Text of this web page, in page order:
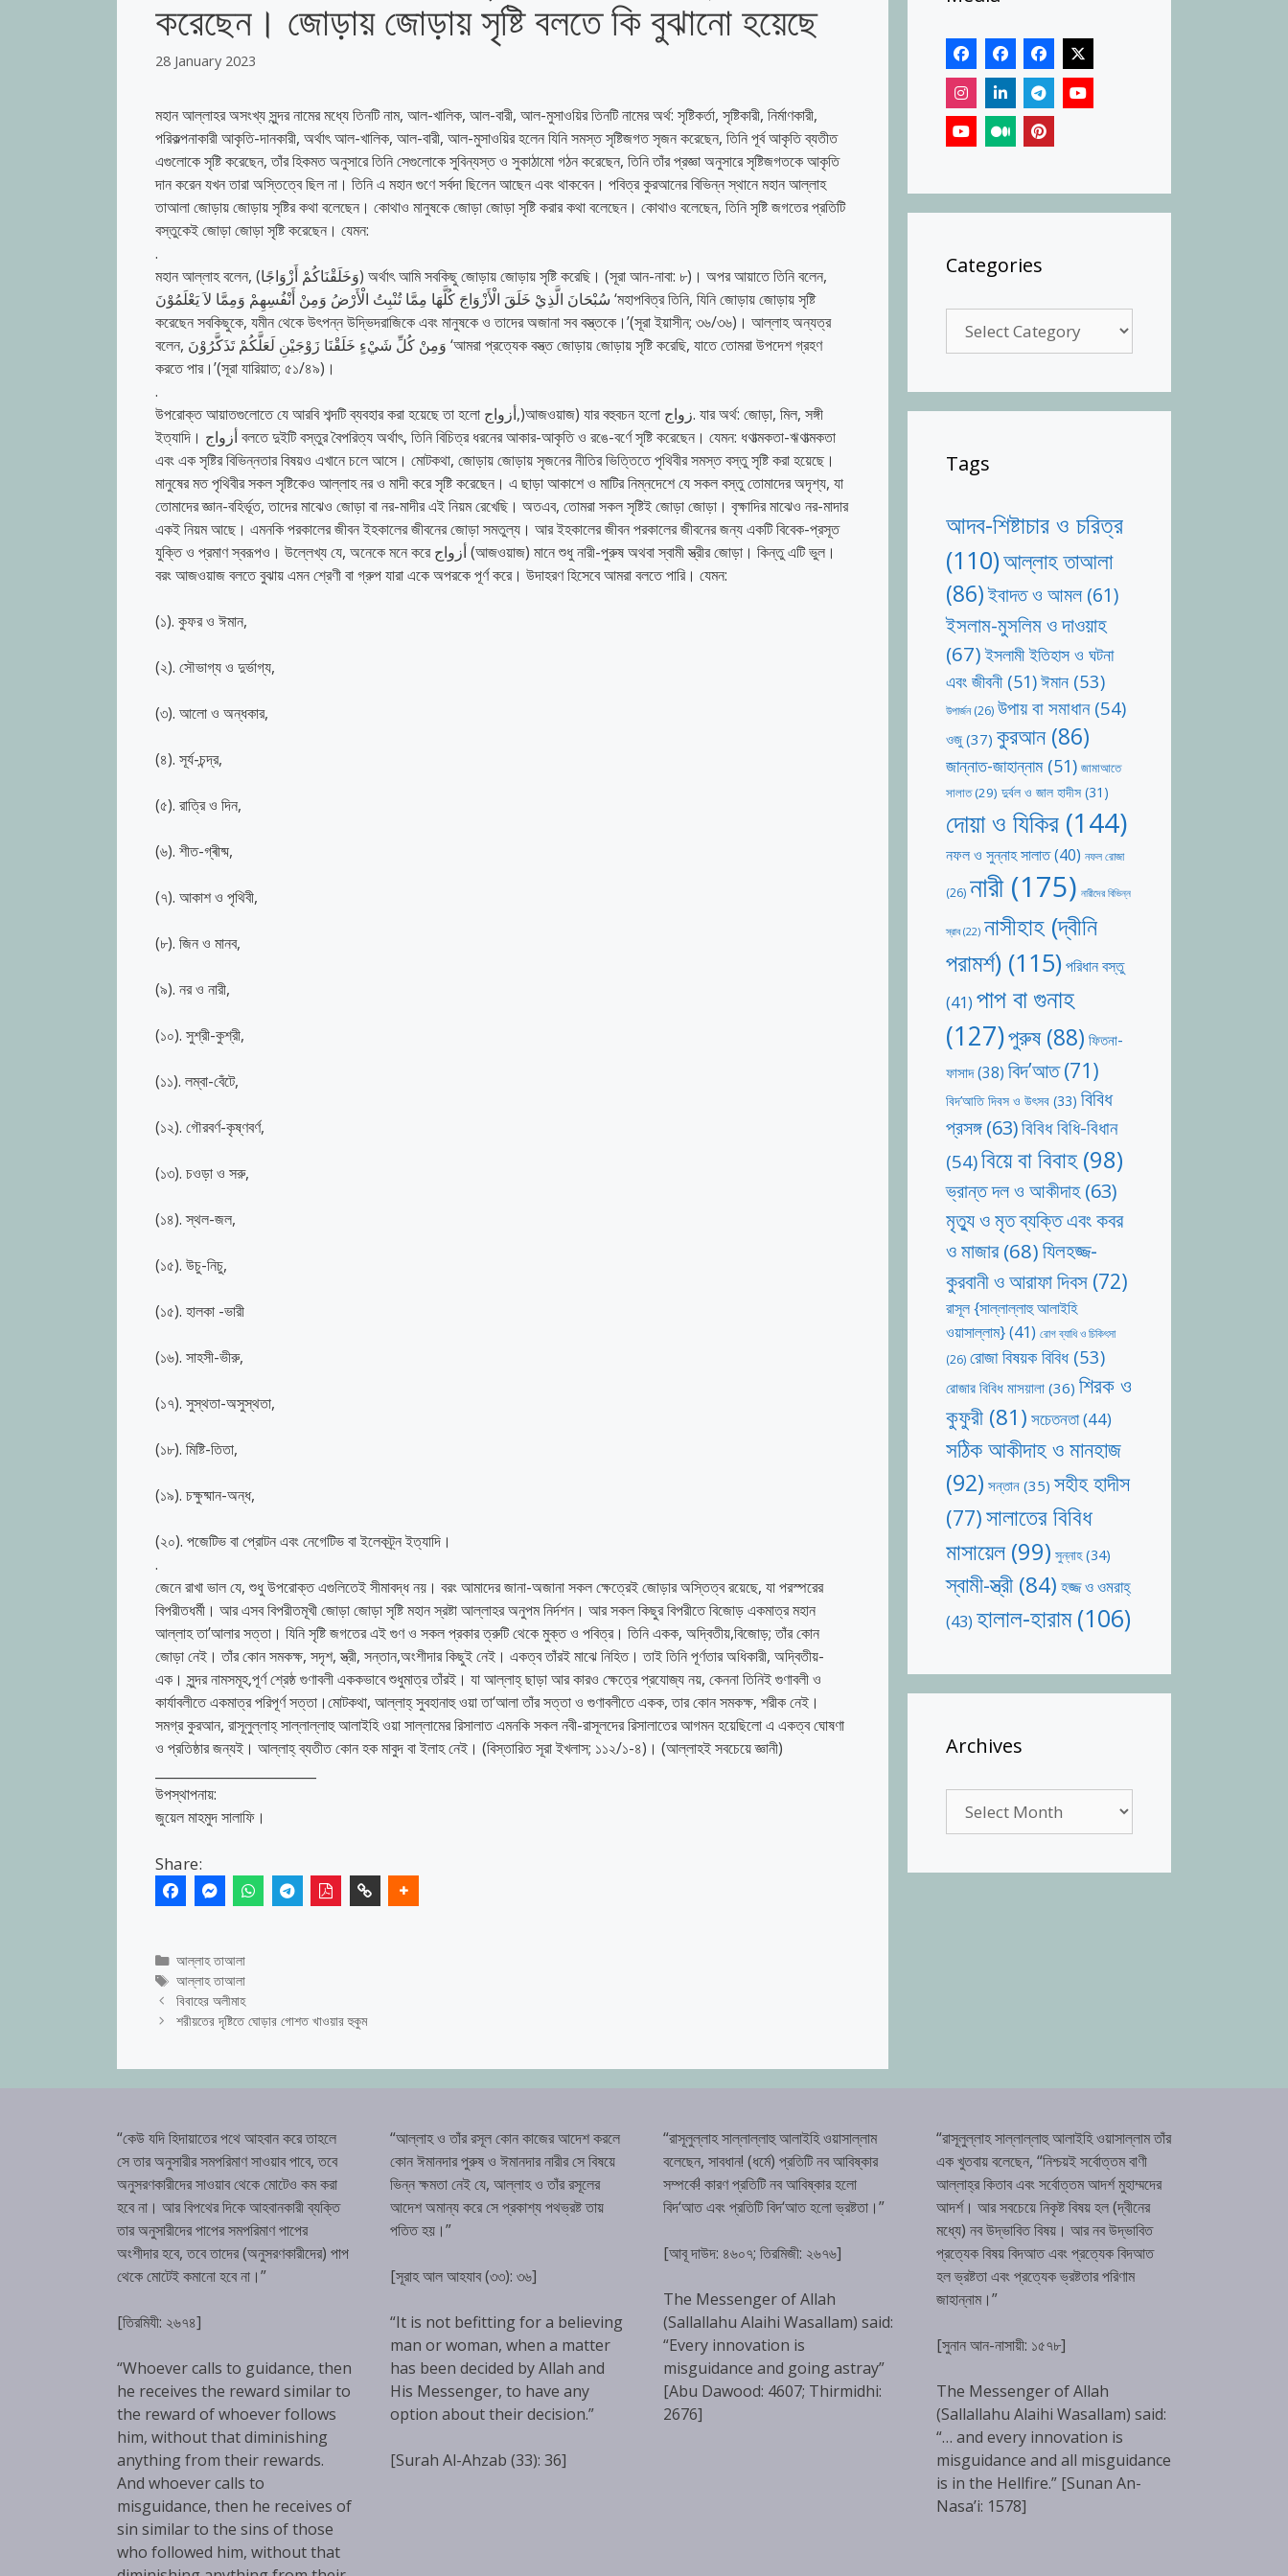
করেছেন। জোড়ায় জোড়ায় সৃষ্টি বলতে কি বুঝানো হয়েছে
28 January 2023
মহান আল্লাহর অসংখ্য সুন্দর নামের মধ্যে তিনটি নাম, আল-খালিক, আল-বারী, আল-মুসাওয়ির তিনটি নামের অর্থ: সৃষ্টিকর্তা, সৃষ্টিকারী, নির্মাণকারী,
পরিকল্পনাকারী আকৃতি-দানকারী, অর্থাৎ আল-খালিক, আল-বারী, আল-মুসাওয়ির হলেন যিনি সমস্ত সৃষ্টিজগত সৃজন করেছেন, তিনি পূর্ব আকৃতি ব্যতীত
এগুলোকে সৃষ্টি করেছেন, তাঁর হিকমত অনুসারে তিনি সেগুলোকে সুবিন্যস্ত ও সুকাঠামো গঠন করেছেন, তিনি তাঁর প্রজ্ঞা অনুসারে সৃষ্টিজগতকে আকৃতি
দান করেন যখন তারা অস্তিত্বে ছিল না। তিনি এ মহান গুণে সর্বদা ছিলেন আছেন এবং থাকবেন। পবিত্র কুরআনের বিভিন্ন স্থানে মহান আল্লাহ
তাআলা জোড়ায় জোড়ায় সৃষ্টির কথা বলেছেন। কোথাও মানুষকে জোড়া জোড়া সৃষ্টি করার কথা বলেছেন। কোথাও বলেছেন, তিনি সৃষ্টি জগতের প্রতিটি
বস্তুকেই জোড়া জোড়া সৃষ্টি করেছেন। যেমন:
.
মহান আল্লাহ বলেন, (وَخَلَقْنَاكُمْ أَزْوَاجًا) অর্থাৎ আমি সবকিছু জোড়ায় জোড়ায় সৃষ্টি করেছি। (সূরা আন-নাবা: ৮)। অপর আয়াতে তিনি বলেন,
سُبْحَانَ الَّذِيْ خَلَقَ الْأَزْوَاجَ كُلَّهَا مِمَّا تُنْبِتُ الْأَرْضُ وَمِنْ أَنْفُسِهِمْ وَمِمَّا لاَ يَعْلَمُوْنَ ‘মহাপবিত্র তিনি, যিনি জোড়ায় জোড়ায় সৃষ্টি
করেছেন সবকিছুকে, যমীন থেকে উৎপন্ন উদ্ভিদরাজিকে এবং মানুষকে ও তাদের অজানা সব বস্ত্তকে।’(সূরা ইয়াসীন; ৩৬/৩৬)। আল্লাহ অন্যত্র
বলেন, وَمِنْ كُلِّ شَيْءٍ خَلَقْنَا زَوْجَيْنِ لَعَلَّكُمْ تَذَكَّرُوْنَ ‘আমরা প্রত্যেক বস্ত্ত জোড়ায় জোড়ায় সৃষ্টি করেছি, যাতে তোমরা উপদেশ গ্রহণ
করতে পার।’(সূরা যারিয়াত; ৫১/৪৯)।
.
উপরোক্ত আয়াতগুলোতে যে আরবি শব্দটি ব্যবহার করা হয়েছে তা হলো أزواج,)আজওয়াজ) যার বহুবচন হলো زواج. যার অর্থ: জোড়া, মিল, সঙ্গী
ইত্যাদি। أزواج বলতে দুইটি বস্তুর বৈপরিত্য অর্থাৎ, তিনি বিচিত্র ধরনের আকার-আকৃতি ও রঙে-বর্ণে সৃষ্টি করেছেন। যেমন: ধণাত্মকতা-ঋণাত্মকতা
এবং এক সৃষ্টির বিভিন্নতার বিষয়ও এখানে চলে আসে। মোটকথা, জোড়ায় জোড়ায় সৃজনের নীতির ভিত্তিতে পৃথিবীর সমস্ত বস্তু সৃষ্টি করা হয়েছে।
মানুষের মত পৃথিবীর সকল সৃষ্টিকেও আল্লাহ নর ও মাদী করে সৃষ্টি করেছেন। এ ছাড়া আকাশে ও মাটির নিম্নদেশে যে সকল বস্তু তোমাদের অদৃশ্য, যা
তোমাদের জ্ঞান-বহির্ভূত, তাদের মাঝেও জোড়া বা নর-মাদীর এই নিয়ম রেখেছি। অতএব, তোমরা সকল সৃষ্টিই জোড়া জোড়া। বৃক্ষাদির মাঝেও নর-মাদার
একই নিয়ম আছে। এমনকি পরকালের জীবন ইহকালের জীবনের জোড়া সমতুল্য। আর ইহকালের জীবন পরকালের জীবনের জন্য একটি বিবেক-প্রসূত
যুক্তি ও প্রমাণ স্বরূপও। উল্লেখ্য যে, অনেকে মনে করে أزواج (আজওয়াজ) মানে শুধু নারী-পুরুষ অথবা স্বামী স্ত্রীর জোড়া। কিন্তু এটি ভুল।
বরং আজওয়াজ বলতে বুঝায় এমন শ্রেণী বা গ্রুপ যারা একে অপরকে পূর্ণ করে। উদাহরণ হিসেবে আমরা বলতে পারি। যেমন:
(১). কুফর ও ঈমান,
(২). সৌভাগ্য ও দুর্ভাগ্য,
(৩). আলো ও অন্ধকার,
(৪). সূর্য-চন্দ্র,
(৫). রাত্রি ও দিন,
(৬). শীত-গ্ৰীষ্ম,
(৭). আকাশ ও পৃথিবী,
(৮). জিন ও মানব,
(৯). নর ও নারী,
(১০). সুশ্রী-কুশ্রী,
(১১). লম্বা-বেঁটে,
(১২). গৌরবর্ণ-কৃষ্ণবর্ণ,
(১৩). চওড়া ও সরু,
(১৪). স্থল-জল,
(১৫). উচু-নিচু,
(১৫). হালকা -ভারী
(১৬). সাহসী-ভীরু,
(১৭). সুস্থতা-অসুস্থতা,
(১৮). মিষ্টি-তিতা,
(১৯). চক্ষুষ্মান-অন্ধ,
(২০). পজেটিভ বা প্রোটন এবং নেগেটিভ বা ইলেকট্র্ন ইত্যাদি।
.
জেনে রাখা ভাল যে, শুধু উপরোক্ত এগুলিতেই সীমাবদ্ধ নয়। বরং আমাদের জানা-অজানা সকল ক্ষেত্রেই জোড়ার অস্তিত্ব রয়েছে, যা পরস্পরের
বিপরীতধর্মী। আর এসব বিপরীতমূখী জোড়া জোড়া সৃষ্টি মহান স্রষ্টা আল্লাহর অনুপম নির্দশন। আর সকল কিছুর বিপরীতে বিজোড় একমাত্র মহান
আল্লাহ তা’আলার সত্তা। যিনি সৃষ্টি জগতের এই গুণ ও সকল প্রকার ত্রুটি থেকে মুক্ত ও পবিত্র। তিনি একক, অদ্বিতীয়,বিজোড়; তাঁর কোন
জোড়া নেই। তাঁর কোন সমকক্ষ, সদৃশ, স্ত্রী, সন্তান,অংশীদার কিছুই নেই। একত্ব তাঁরই মাঝে নিহিত। তাই তিনি পূর্ণতার অধিকারী, অদ্বিতীয়-
এক। সুন্দর নামসমূহ,পূর্ণ শ্রেষ্ঠ গুণাবলী এককভাবে শুধুমাত্র তাঁরই। যা আল্লাহ্ ছাড়া আর কারও ক্ষেত্রে প্রযোজ্য নয়, কেননা তিনিই গুণাবলী ও
কার্যাবলীতে একমাত্র পরিপূর্ণ সত্তা।মোটকথা, আল্লাহ্ সুবহানাহু ওয়া তা‘আলা তাঁর সত্তা ও গুণাবলীতে একক, তার কোন সমকক্ষ, শরীক নেই।
সমগ্র কুরআন, রাসূলুল্লাহ্ সাল্লাল্লাহু আলাইহি ওয়া সাল্লামের রিসালাত এমনকি সকল নবী-রাসূলদের রিসালাতের আগমন হয়েছিলো এ একত্ব ঘোষণা
ও প্রতিষ্ঠার জন্যই। আল্লাহ্ ব্যতীত কোন হক মাবুদ বা ইলাহ নেই। (বিস্তারিত সূরা ইখলাস; ১১২/১-৪)। (আল্লাহই সবচেয়ে জ্ঞানী)
উপস্থাপনায়:
জুয়েল মাহমুদ সালাফি।
Share:
Categories
আল্লাহ তাআলা
Tags
আল্লাহ তাআলা
বিবাহের অলীমাহ
শরীয়তের দৃষ্টিতে ঘোড়ার গোশত খাওয়ার হুকুম
Categories
Tags
আদব-শিষ্টাচার ও চরিত্র
(110)আল্লাহ তাআলা
(86)ইবাদত ও আমল(61)
ইসলাম-মুসলিম ও দাওয়াহ
(67) ইসলামী ইতিহাস ও ঘটনা
এবং জীবনী(51)ঈমান (53)
উপার্জন(26) উপায় বা সমাধান(54)
ওজু (37) কুরআন(86)
জান্নাত-জাহান্নাম(51) জামাআতে
সালাত(29) দুর্বল ও জাল হাদীস (31)
দোয়া ও যিকির (144)
নফল ও সুন্নাহ সালাত(40) নফল রোজা
(26) নারী(175) নারীদের বিভিন্ন
স্রাব(22) নাসীহাহ (দ্বীনি
পরামর্শ) (115)পরিধান বস্তু
(41) পাপ বা গুনাহ
(127)পুরুষ(88) ফিতনা-
ফাসাদ(38) বিদ’আত(71)
বিদ’আতি দিবস ও উৎসব (33) বিবিধ
প্রসঙ্গ(63)বিবিধ বিধি-বিধান
(54)বিয়ে বা বিবাহ (98)
ভ্রান্ত দল ও আকীদাহ(63)
মৃত্যু ও মৃত ব্যক্তি এবং কবর
ও মাজার(68)যিলহজ্জ-
কুরবানী ও আরাফা দিবস (72)
রাসূল {সাল্লাল্লাহু আলাইহি
ওয়াসাল্লাম}(41) রোগ ব্যাধি ও চিকিৎসা
(26) রোজা বিষয়ক বিবিধ(53)
রোজার বিবিধ মাসয়ালা (36) শিরক ও
কুফুরী (81) সচেতনতা(44)
সঠিক আকীদাহ ও মানহাজ
(92) সন্তান (35) সহীহ হাদীস
(77)সালাতের বিবিধ
মাসায়েল(99) সুন্নাহ(34)
স্বামী-স্ত্রী(84) হজ্জ ও ওমরাহ্‌
(43) হালাল-হারাম(106)
Archives
“কেউ যদি হিদায়াতের পথে আহবান করে তাহলে
সে তার অনুসারীর সমপরিমাণ সাওয়াব পাবে, তবে
অনুসরণকারীদের সাওয়াব থেকে মোটেও কম করা
হবে না। আর বিপথের দিকে আহবানকারী ব্যক্তি
তার অনুসারীদের পাপের সমপরিমাণ পাপের
অংশীদার হবে, তবে তাদের (অনুসরণকারীদের) পাপ
থেকে মোটেই কমানো হবে না।”
[তিরমিযী: ২৬৭৪]
“Whoever calls to guidance, then
he receives the reward similar to
the reward of whoever follows
him, without that diminishing
anything from their rewards.
And whoever calls to
misguidance, then he receives of
sin similar to the sins of those
who followed him, without that
“আল্লাহ ও তাঁর রসূল কোন কাজের আদেশ করলে
কোন ঈমানদার পুরুষ ও ঈমানদার নারীর সে বিষয়ে
ভিন্ন ক্ষমতা নেই যে, আল্লাহ ও তাঁর রসূলের
আদেশ অমান্য করে সে প্রকাশ্য পথভ্রষ্ট তায়
পতিত হয়।”
[সূরাহ আল আহযাব (৩৩): ৩৬]
“It is not befitting for a believing
man or woman, when a matter
has been decided by Allah and
His Messenger, to have any
option about their decision.”
[Surah Al-Ahzab (33): 36]
“রাসূলুল্লাহ সাল্লাল্লাহু আলাইহি ওয়াসাল্লাম
বলেছেন, সাবধান! (ধর্মে) প্রতিটি নব আবিষ্কার
সম্পর্কে! কারণ প্রতিটি নব আবিষ্কার হলো
বিদ‘আত এবং প্রতিটি বিদ‘আত হলো ভ্রষ্টতা।”
[আবূ দাউদ: ৪৬০৭; তিরমিজী: ২৬৭৬]
The Messenger of Allah
(Sallallahu Alaihi Wasallam) said:
“Every innovation is
misguidance and going astray”
[Abu Dawood: 4607; Thirmidhi:
2676]
“রাসূলুল্লাহ সাল্লাল্লাহু আলাইহি ওয়াসাল্লাম তাঁর
এক খুতবায় বলেছেন, “নিশ্চয়ই সর্বোত্তম বাণী
আল্লাহ্‌র কিতাব এবং সর্বোত্তম আদর্শ মুহাম্মদের
আদর্শ। আর সবচেয়ে নিকৃষ্ট বিষয় হল (দ্বীনের
মধ্যে) নব উদ্ভাবিত বিষয়। আর নব উদ্ভাবিত
প্রত্যেক বিষয় বিদআত এবং প্রত্যেক বিদআত
হল ভ্রষ্টতা এবং প্রত্যেক ভ্রষ্টতার পরিণাম
জাহান্নাম।”
[সুনান আন-নাসায়ী: ১৫৭৮]
The Messenger of Allah
(Sallallahu Alaihi Wasallam) said:
“… and every innovation is
misguidance and all misguidance
is in the Hellfire.” [Sunan An-
Nasa’i: 1578]